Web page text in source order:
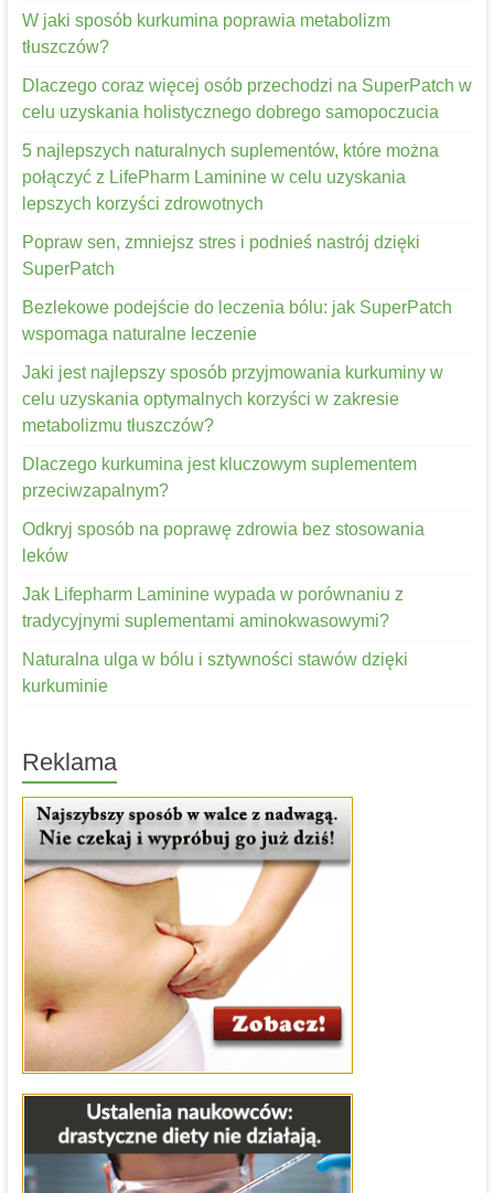
W jaki sposób kurkumina poprawia metabolizm
tłuszczów?
Dlaczego coraz więcej osób przechodzi na SuperPatch w
celu uzyskania holistycznego dobrego samopoczucia
5 najlepszych naturalnych suplementów, które można
połączyć z LifePharm Laminine w celu uzyskania
lepszych korzyści zdrowotnych
Popraw sen, zmniejsz stres i podnieś nastrój dzięki
SuperPatch
Bezlekowe podejście do leczenia bólu: jak SuperPatch
wspomaga naturalne leczenie
Jaki jest najlepszy sposób przyjmowania kurkuminy w
celu uzyskania optymalnych korzyści w zakresie
metabolizmu tłuszczów?
Dlaczego kurkumina jest kluczowym suplementem
przeciwzapalnym?
Odkryj sposób na poprawę zdrowia bez stosowania
leków
Jak Lifepharm Laminine wypada w porównaniu z
tradycyjnymi suplementami aminokwasowymi?
Naturalna ulga w bólu i sztywności stawów dzięki
kurkuminie
Reklama